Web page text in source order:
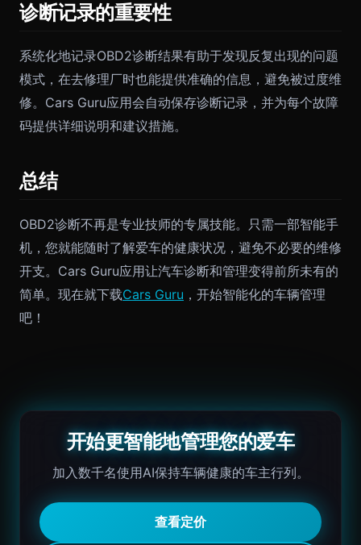
诊断记录的重要性
系统化地记录OBD2诊断结果有助于发现反复出现的问题
模式，在去修理厂时也能提供准确的信息，避免被过度维
修。Cars Guru应用会自动保存诊断记录，并为每个故障
码提供详细说明和建议措施。
总结
OBD2诊断不再是专业技师的专属技能。只需一部智能手
机，您就能随时了解爱车的健康状况，避免不必要的维修
开支。Cars Guru应用让汽车诊断和管理变得前所未有的
简单。现在就下载Cars Guru ，开始智能化的车辆管理
吧！
开始更智能地管理您的爱车
加入数千名使用AI保持车辆健康的车主行列。
查看定价